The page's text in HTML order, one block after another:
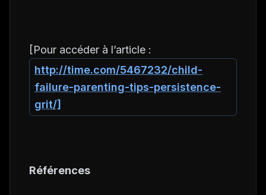
[Pour accéder à l’article :
http://time.com/5467232/child-
failure-parenting-tips-persistence-
grit/]
Références